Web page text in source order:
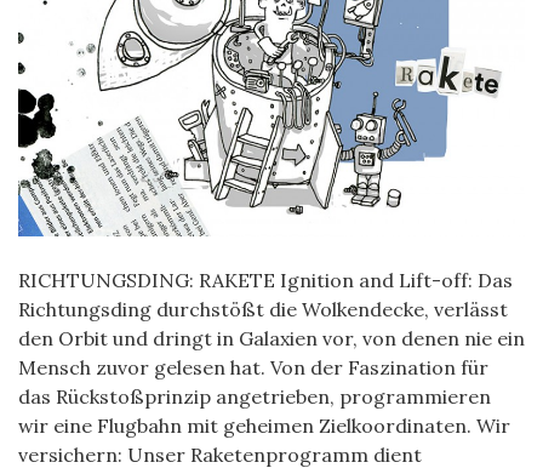
RICHTUNGSDING: RAKETE Ignition and Lift-off: Das
Richtungsding durchstößt die Wolkendecke, verlässt
den Orbit und dringt in Galaxien vor, von denen nie ein
Mensch zuvor gelesen hat. Von der Faszination für
das Rückstoßprinzip angetrieben, programmieren
wir eine Flugbahn mit geheimen Zielkoordinaten. Wir
versichern: Unser Raketenprogramm dient